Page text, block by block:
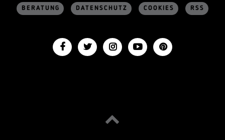
BERATUNG DATENSCHUTZ COOKIES RSS